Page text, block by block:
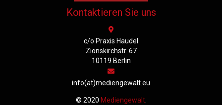
Kontaktieren Sie uns
c/o Praxis Haudel
Zionskirchstr. 67
10119 Berlin
info(at)mediengewalt.eu
© 2020 Mediengewalt.